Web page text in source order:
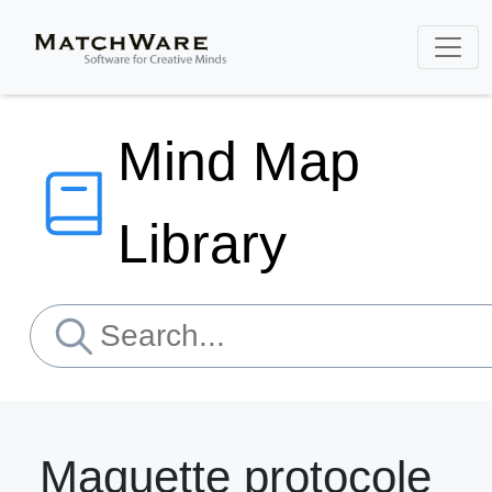
Mind Map
Library
Maquette protocole